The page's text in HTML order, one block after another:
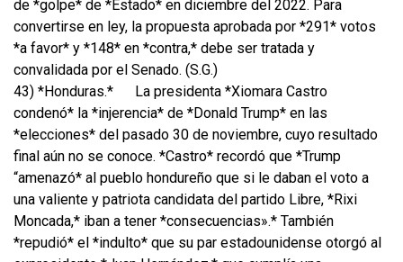
de *golpe* de *Estado* en diciembre del 2022. Para
convertirse en ley, la propuesta aprobada por *291* votos
*a favor* y *148* en *contra,* debe ser tratada y
convalidada por el Senado. (S.G.)
43) *Honduras.*
La presidenta *Xiomara Castro
condenó* la *injerencia* de *Donald Trump* en las
*elecciones* del pasado 30 de noviembre, cuyo resultado
final aún no se conoce. *Castro* recordó que *Trump
“amenazó* al pueblo hondureño que si le daban el voto a
una valiente y patriota candidata del partido Libre, *Rixi
Moncada,* iban a tener *consecuencias».* También
*repudió* el *indulto* que su par estadounidense otorgó al